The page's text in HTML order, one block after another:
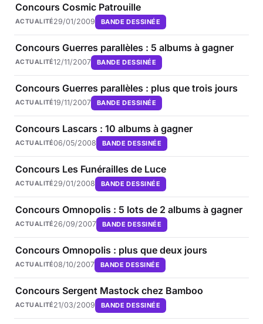
Concours Cosmic Patrouille
ACTUALITÉ29/01/2009 BANDE DESSINÉE
Concours Guerres parallèles : 5 albums à gagner
ACTUALITÉ12/11/2007 BANDE DESSINÉE
Concours Guerres parallèles : plus que trois jours
ACTUALITÉ19/11/2007 BANDE DESSINÉE
Concours Lascars : 10 albums à gagner
ACTUALITÉ06/05/2008 BANDE DESSINÉE
Concours Les Funérailles de Luce
ACTUALITÉ29/01/2008 BANDE DESSINÉE
Concours Omnopolis : 5 lots de 2 albums à gagner
ACTUALITÉ26/09/2007 BANDE DESSINÉE
Concours Omnopolis : plus que deux jours
ACTUALITÉ08/10/2007 BANDE DESSINÉE
Concours Sergent Mastock chez Bamboo
ACTUALITÉ21/03/2009 BANDE DESSINÉE